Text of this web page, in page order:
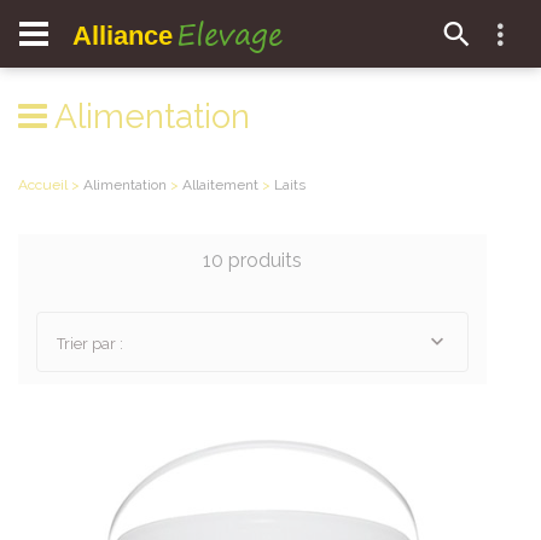
Alliance Elevage
Alimentation
Accueil > Alimentation > Allaitement > Laits
10 produits
Trier par :